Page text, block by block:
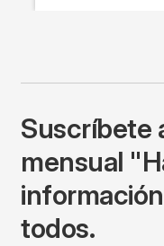
Suscríbete
mensual
todos.